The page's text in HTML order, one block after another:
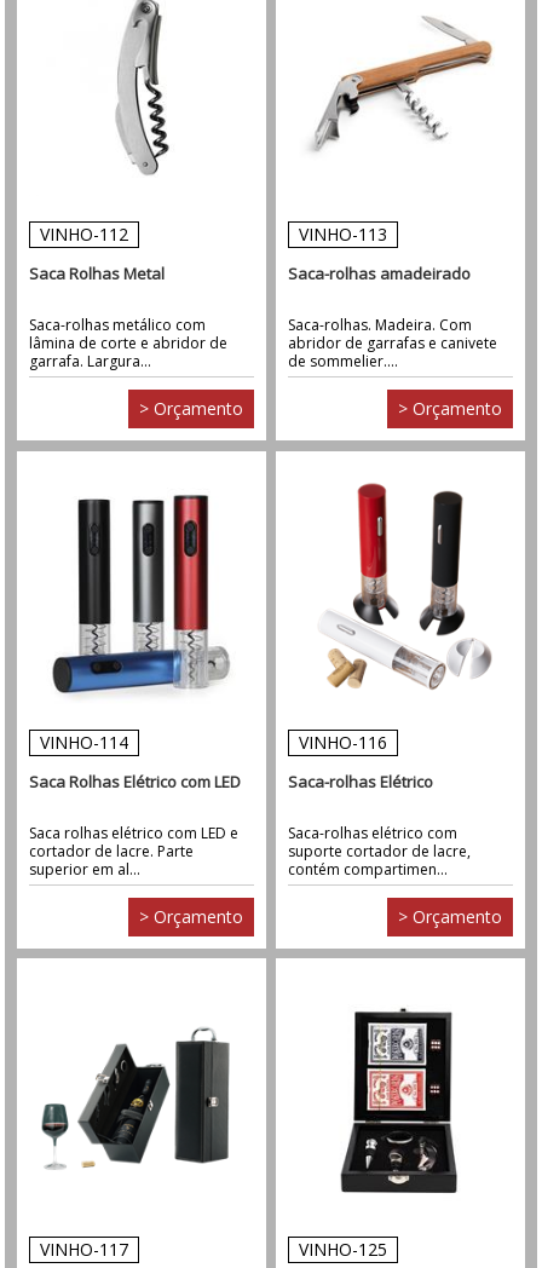
VINHO-112
Saca Rolhas Metal
Saca-rolhas metálico com
lâmina de corte e abridor de
garrafa. Largura...
> Orçamento
VINHO-113
Saca-rolhas amadeirado
Saca-rolhas. Madeira. Com
abridor de garrafas e canivete
de sommelier....
> Orçamento
VINHO-114
Saca Rolhas Elétrico com LED
Saca rolhas elétrico com LED e
cortador de lacre. Parte
superior em al...
> Orçamento
VINHO-116
Saca-rolhas Elétrico
Saca-rolhas elétrico com
suporte cortador de lacre,
contém compartimen...
> Orçamento
VINHO-117 VINHO-125